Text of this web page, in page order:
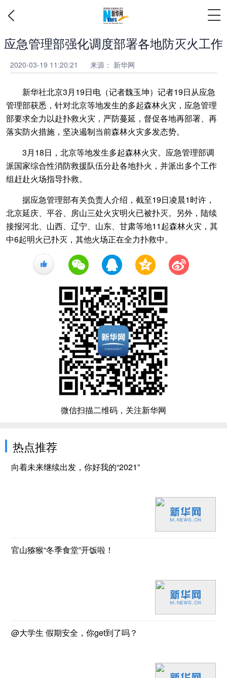
应急管理部强化调度部署各地防灭火工作
2020-03-19 11:20:21 来源： 新华网
新华社北京3月19日电（记者魏玉坤）记者19日从应急
管理部获悉，针对北京等地发生的多起森林火灾，应急管理
部要求全力以赴扑救火灾，严防蔓延，督促各地再部署、再
落实防火措施，坚决遏制当前森林火灾多发态势。
3月18日，北京等地发生多起森林火灾。应急管理部调
派国家综合性消防救援队伍分赴各地扑火，并派出多个工作
组赶赴火场指导扑救。
据应急管理部有关负责人介绍，截至19日凌晨1时许，
北京延庆、平谷、房山三处火灾明火已被扑灭。另外，陆续
接报河北、山西、辽宁、山东、甘肃等地11起森林火灾，其
中6起明火已扑灭，其他火场正在全力扑救中。
+1
微信扫描二维码，关注新华网
热点推荐
向着未来继续出发，你好我的“2021”
官山猕猴“冬季食堂”开饭啦！
@大学生 假期安全，你get到了吗？